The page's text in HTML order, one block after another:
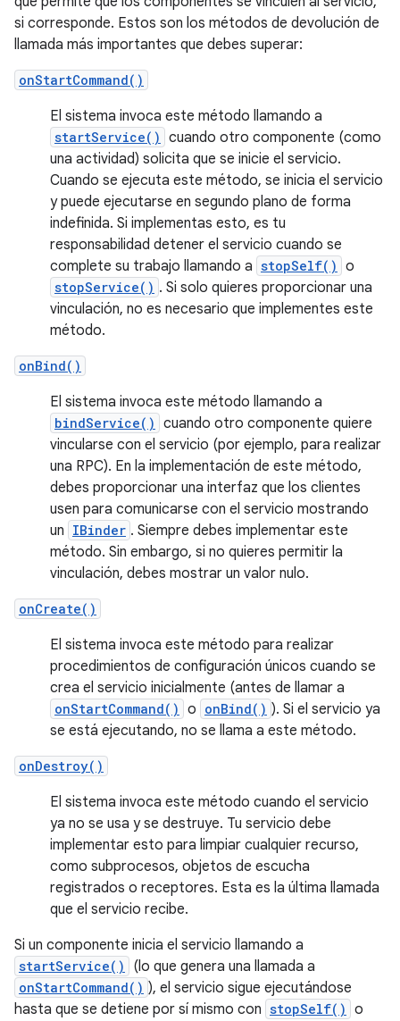
si corresponde. Estos son los métodos de devolución de
llamada más importantes que debes superar:
onStartCommand()
El sistema invoca este método llamando a
startService() cuando otro componente (como
una actividad) solicita que se inicie el servicio.
Cuando se ejecuta este método, se inicia el servicio
y puede ejecutarse en segundo plano de forma
indefinida. Si implementas esto, es tu
responsabilidad detener el servicio cuando se
complete su trabajo llamando a stopSelf() o
stopService() . Si solo quieres proporcionar una
vinculación, no es necesario que implementes este
método.
onBind()
El sistema invoca este método llamando a
bindService() cuando otro componente quiere
vincularse con el servicio (por ejemplo, para realizar
una RPC). En la implementación de este método,
debes proporcionar una interfaz que los clientes
usen para comunicarse con el servicio mostrando
un IBinder . Siempre debes implementar este
método. Sin embargo, si no quieres permitir la
vinculación, debes mostrar un valor nulo.
onCreate()
El sistema invoca este método para realizar
procedimientos de configuración únicos cuando se
crea el servicio inicialmente (antes de llamar a
onStartCommand() o onBind() ). Si el servicio ya
se está ejecutando, no se llama a este método.
onDestroy()
El sistema invoca este método cuando el servicio
ya no se usa y se destruye. Tu servicio debe
implementar esto para limpiar cualquier recurso,
como subprocesos, objetos de escucha
registrados o receptores. Esta es la última llamada
que el servicio recibe.
Si un componente inicia el servicio llamando a
startService() (lo que genera una llamada a
onStartCommand() ), el servicio sigue ejecutándose
hasta que se detiene por sí mismo con stopSelf() o